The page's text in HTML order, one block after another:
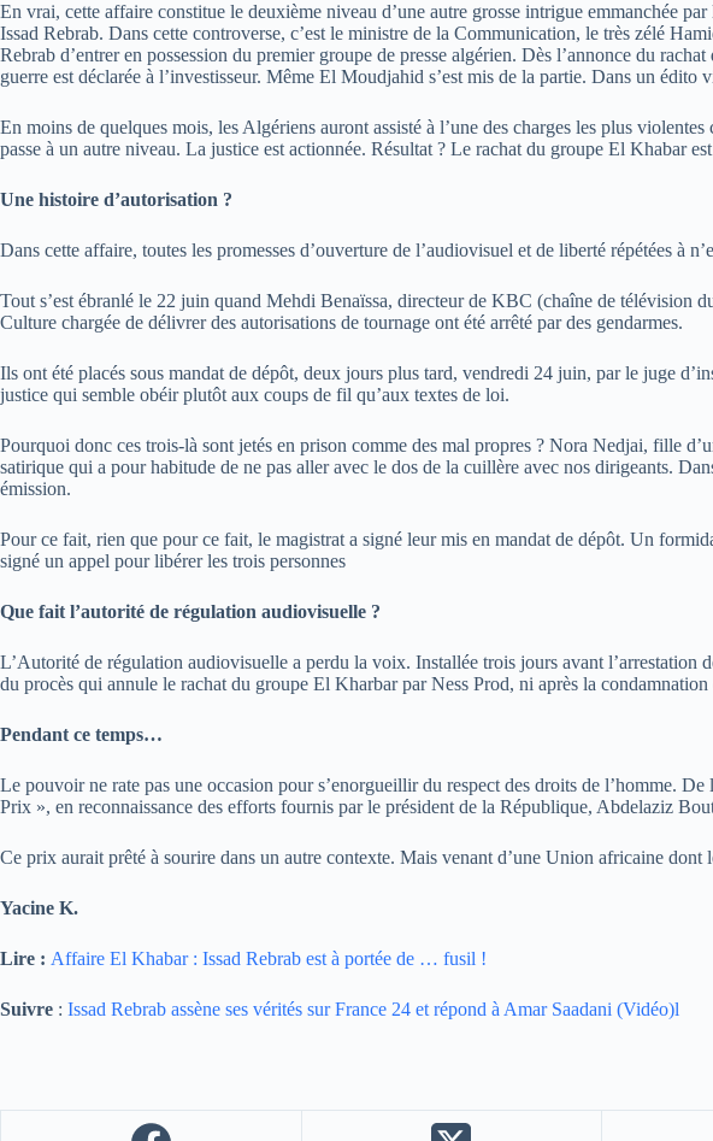
En vrai, cette affaire constitue le deuxième niveau d’une autre grosse intrigue emmanchée
Issad Rebrab. Dans cette controverse, c’est le ministre de la Communication, le très zélé
Rebrab d’entrer en possession du premier groupe de presse algérien. Dès l’annonce du
guerre est déclarée à l’investisseur. Même El Moudjahid s’est mis de la partie. Dans un
En moins de quelques mois, les Algériens auront assisté à l’une des charges les plus
passe à un autre niveau. La justice est actionnée. Résultat ? Le rachat du groupe El Khabar
Une histoire d’autorisation ?
Dans cette affaire, toutes les promesses d’ouverture de l’audiovisuel et de liberté répétées à
Tout s’est ébranlé le 22 juin quand Mehdi Benaïssa, directeur de KBC (chaîne de
Culture chargée de délivrer des autorisations de tournage ont été arrêté par des gendarmes.
Ils ont été placés sous mandat de dépôt, deux jours plus tard, vendredi 24 juin, par le juge
justice qui semble obéir plutôt aux coups de fil qu’aux textes de loi.
Pourquoi donc ces trois-là sont jetés en prison comme des mal propres ? Nora Nedjai, fille
satirique qui a pour habitude de ne pas aller avec le dos de la cuillère avec nos dirigeants.
émission.
Pour ce fait, rien que pour ce fait, le magistrat a signé leur mis en mandat de dépôt. Un
signé un appel pour libérer les trois personnes
Que fait l’autorité de régulation audiovisuelle ?
L’Autorité de régulation audiovisuelle a perdu la voix. Installée trois jours avant l’arrestation
du procès qui annule le rachat du groupe El Kharbar par Ness Prod, ni après la
Pendant ce temps…
Le pouvoir ne rate pas une occasion pour s’enorgueillir du respect des droits de
Prix », en reconnaissance des efforts fournis par le président de la République, Abdelaziz
Ce prix aurait prêté à sourire dans un autre contexte. Mais venant d’une Union africaine dont
Yacine K.
Lire : Affaire El Khabar : Issad Rebrab est à portée de … fusil !
Suivre : Issad Rebrab assène ses vérités sur France 24 et répond à Amar Saadani (Vidéo)l